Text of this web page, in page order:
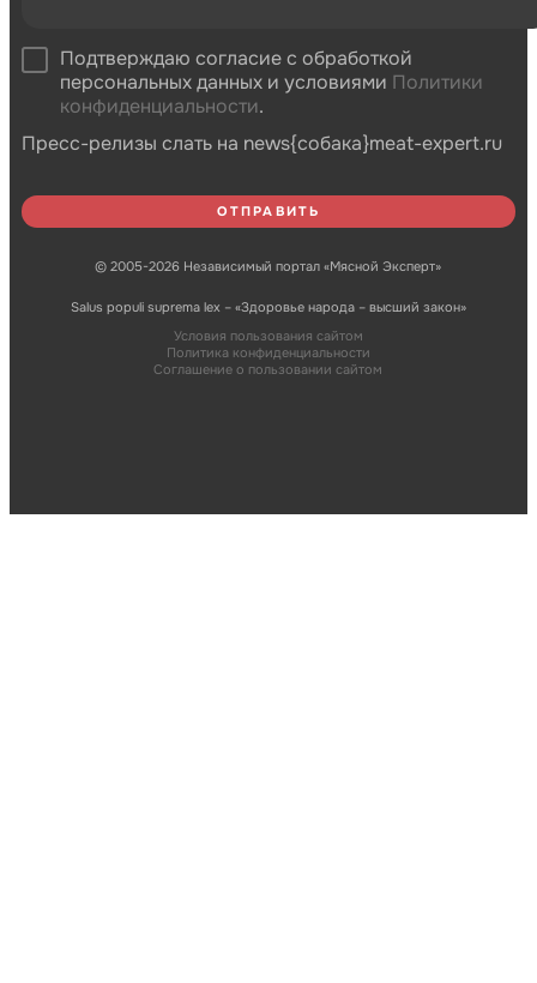
Подтверждаю согласие с обработкой
персональных данных и условиями Политики
конфиденциальности.
Пресс-релизы слать на news{собака}meat-expert.ru
© 2005-2026 Независимый портал «Мясной Эксперт»
Salus populi suprema lex – «Здоровье народа – высший закон»
Условия пользования сайтом
Политика конфиденциальности
Соглашение о пользовании сайтом